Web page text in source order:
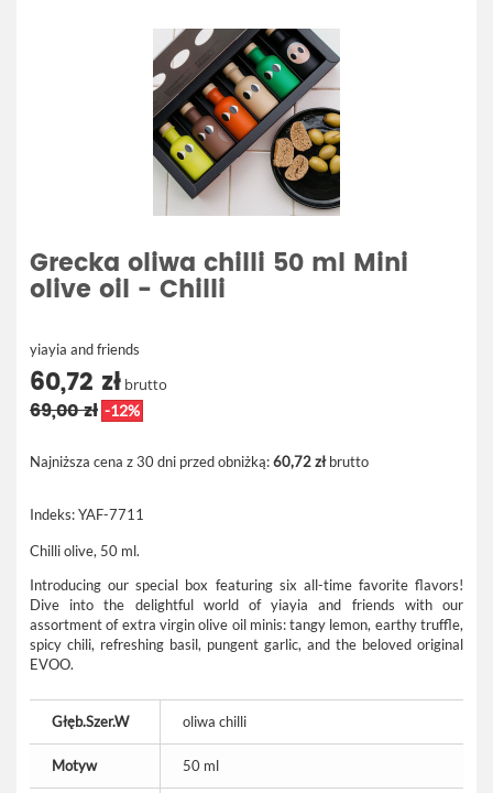
Grecka oliwa chilli 50 ml Mini
olive oil - Chilli
yiayia and friends
60,72 zł brutto
69,00 zł -12%
Najniższa cena z 30 dni przed obniżką:60,72 złbrutto
Indeks:YAF-7711
Chilli olive, 50 ml.
Introducing our special box featuring six all-time favorite flavors!
Dive into the delightful world of yiayia and friends with our
assortment of extra virgin olive oil minis: tangy lemon, earthy truffle,
spicy chili, refreshing basil, pungent garlic, and the beloved original
EVOO.
Głęb.Szer.W oliwa chilli
Motyw 50 ml